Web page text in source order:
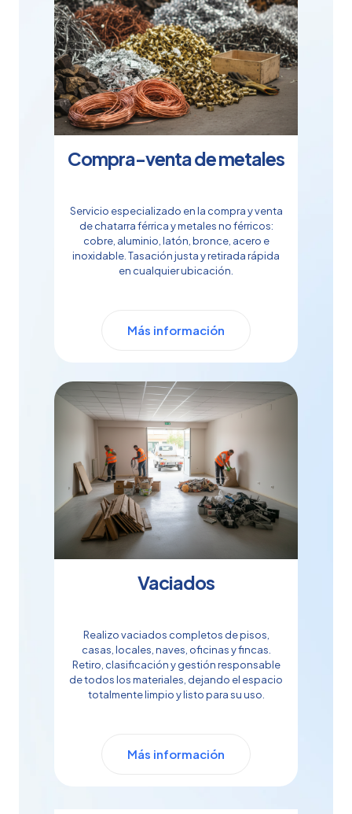
Compra-venta de metales
Servicio especializado en la compra y venta
de chatarra férrica y metales no férricos:
cobre, aluminio, latón, bronce, acero e
inoxidable. Tasación justa y retirada rápida
en cualquier ubicación.
Más información
Vaciados
Realizo vaciados completos de pisos,
casas, locales, naves, oficinas y fincas.
Retiro, clasificación y gestión responsable
de todos los materiales, dejando el espacio
totalmente limpio y listo para su uso.
Más información